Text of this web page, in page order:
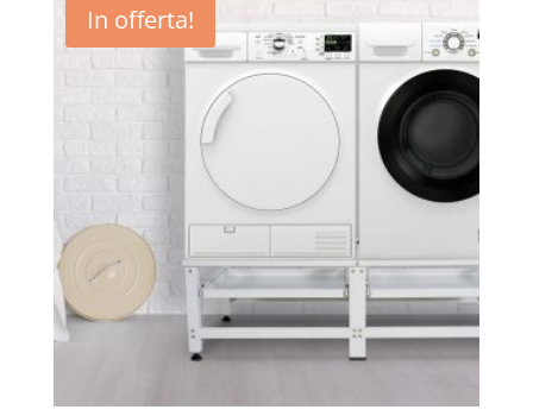
69,00€.37,90€.
In offerta!